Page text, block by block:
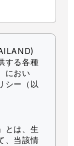
する各種
におい
シー（以
とは、生
、当該情